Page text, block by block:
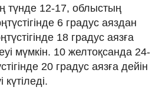
түнде 12-17, облыстың
6 градус аяздан
18 градус аязға
мүмкін. 10 желтоқсанда 24-
20 градус аязға дейін